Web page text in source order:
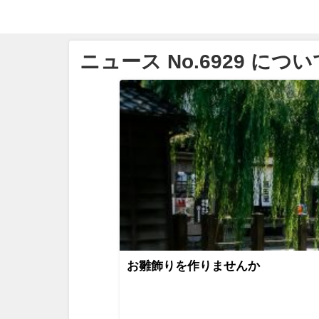
ニュース No.6929 につい
お雛飾りを作りませんか